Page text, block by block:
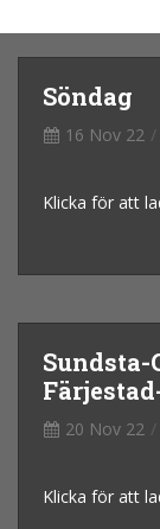
Söndag
16 Nov 22
Klicka för att
Sundsta-
20 Nov 22
Klicka för att